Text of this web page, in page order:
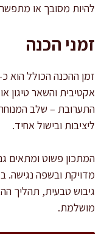
להיות מסובך או
זמני הכנה
אקטיבית והשאר טיגון
התערובת – שלב
ליציבות ובישול אחיד.
המתכון פשוט ומתאים
מדויקת ובשפה נגישה.
גיבוש טבעית, תהליך
מושלמת.